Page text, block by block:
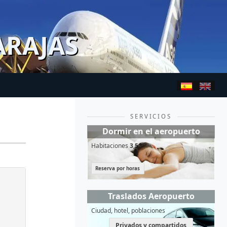
SERVICIOS
Dormir en el aeropuerto
Habitaciones3,5*
Reserva por horas
Traslados Aeropuerto
Ciudad, hotel, poblaciones